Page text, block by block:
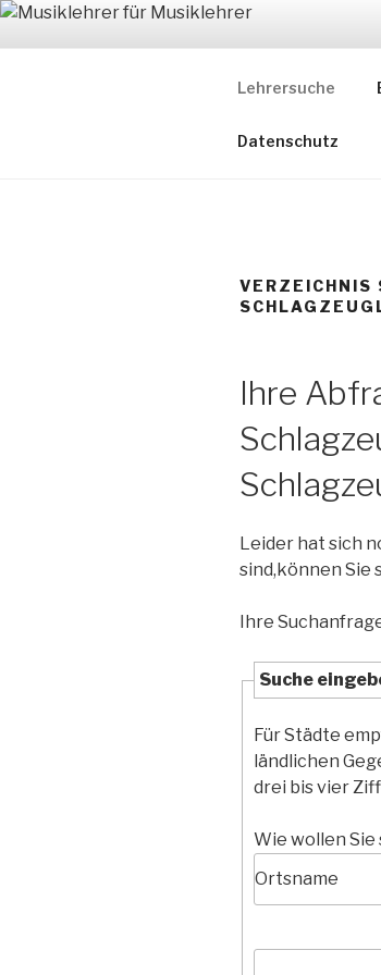
Zum
Lehrersuche
Datenschutz
VERZEICHNIS
Ihre
Leider hat sich
sind,können Sie
Ihre
Suche
Für Städte
ländlichen
drei bis vier
Wie wollen Sie